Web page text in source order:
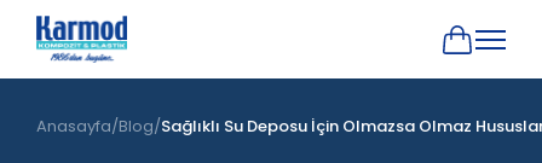
Anasayfa Blog Sağlıklı Su Deposu İçin Olmazsa Olmaz